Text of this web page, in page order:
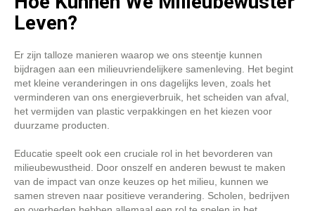
Leven?
Er zijn talloze manieren waarop we ons steentje kunnen
bijdragen aan een milieuvriendelijkere samenleving. Het begint
met kleine veranderingen in ons dagelijks leven, zoals het
verminderen van ons energieverbruik, het scheiden van afval,
het vermijden van plastic verpakkingen en het kiezen voor
duurzame producten.
Educatie speelt ook een cruciale rol in het bevorderen van
milieubewustheid. Door onszelf en anderen bewust te maken
van de impact van onze keuzes op het milieu, kunnen we
samen streven naar positieve verandering. Scholen, bedrijven